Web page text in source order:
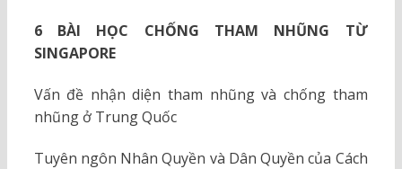
6 BÀI HỌC CHỐNG THAM NHŨNG TỪ
SINGAPORE
Vấn đề nhận diện tham nhũng và chống tham
nhũng ở Trung Quốc
Tuyên ngôn Nhân Quyền và Dân Quyền của Cách